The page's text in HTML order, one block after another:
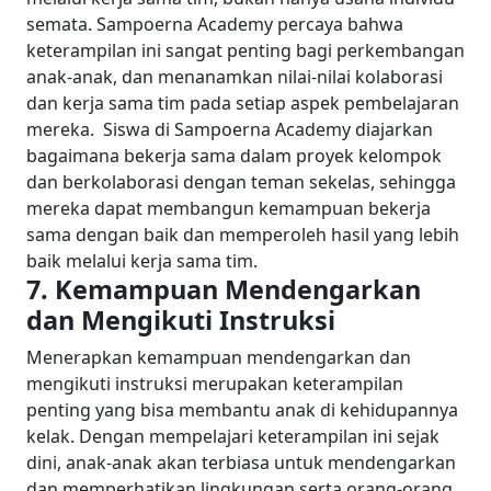
semata. Sampoerna Academy percaya bahwa
keterampilan ini sangat penting bagi perkembangan
anak-anak, dan menanamkan nilai-nilai kolaborasi
dan kerja sama tim pada setiap aspek pembelajaran
mereka. Siswa di Sampoerna Academy diajarkan
bagaimana bekerja sama dalam proyek kelompok
dan berkolaborasi dengan teman sekelas, sehingga
mereka dapat membangun kemampuan bekerja
sama dengan baik dan memperoleh hasil yang lebih
baik melalui kerja sama tim.
7. Kemampuan Mendengarkan
dan Mengikuti Instruksi
Menerapkan kemampuan mendengarkan dan
mengikuti instruksi merupakan keterampilan
penting yang bisa membantu anak di kehidupannya
kelak. Dengan mempelajari keterampilan ini sejak
dini, anak-anak akan terbiasa untuk mendengarkan